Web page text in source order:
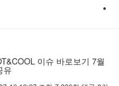
이슈 바로보기 7월
유